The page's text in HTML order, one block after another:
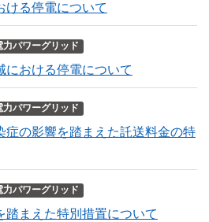
ける停電について
力パワーグリッド
における停電について
力パワーグリッド
症の影響を踏まえた託送料金の特
力パワーグリッド
踏まえた特別措置について